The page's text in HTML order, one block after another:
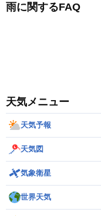
雨に関するFAQ
天気メニュー
天気予報
天気図
気象衛星
世界天気